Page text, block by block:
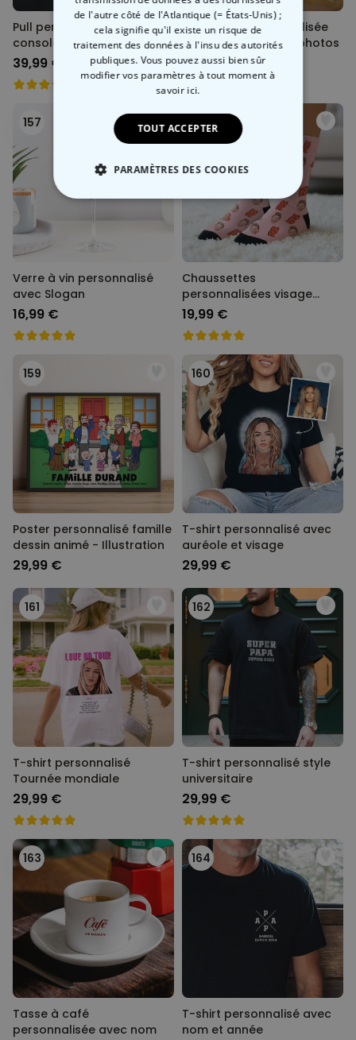
Pull personnalisé avec
console de jeu et nom
39,99 €
Lampe LED personnalisée
Bande de film avec photos
29,99 €
157
Verre à vin personnalisé
avec Slogan
16,99 €
158
Chaussettes
personnalisées visage
différents designs
19,99 €
159
Poster personnalisé famille
dessin animé - Illustration
29,99 €
160
T-shirt personnalisé avec
auréole et visage
29,99 €
161
T-shirt personnalisé
Tournée mondiale
29,99 €
162
T-shirt personnalisé style
universitaire
29,99 €
163
Tasse à café
personnalisée avec nom
164
T-shirt personnalisé avec
nom et année
de l'autre côté de l'Atlantique (= États-Unis) ;
cela signifie qu'il existe un risque de
traitement des données à l'insu des autorités
publiques. Vous pouvez aussi bien sûr
modifier vos paramètres à tout momentà
savoir ici.
TOUT ACCEPTER
PARAMÈTRES DES COOKIES
STRICTEMENT NÉCESSAIRE
COMMERCIALISATION